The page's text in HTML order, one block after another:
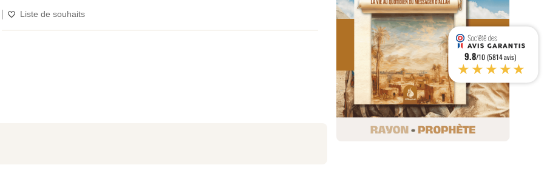
Liste de souhaits
9.8/10 (5814 avis)
★★★★★